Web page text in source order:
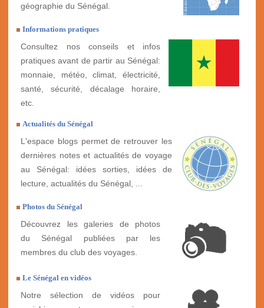
géographie du Sénégal.
Informations pratiques
Consultez nos conseils et infos
pratiques avant de partir au Sénégal:
monnaie, météo, climat, électricité,
santé, sécurité, décalage horaire,
etc.
Actualités du Sénégal
L'espace blogs permet de retrouver les
dernières notes et actualités de voyage
au Sénégal: idées sorties, idées de
lecture, actualités du Sénégal, ...
Photos du Sénégal
Découvrez les galeries de photos
du Sénégal publiées par les
membres du club des voyages.
Le Sénégal en vidéos
Notre sélection de vidéos pour